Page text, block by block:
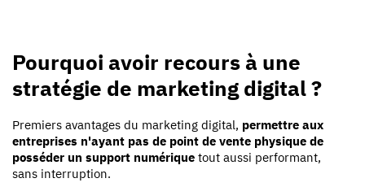
Pourquoi avoir recours à une
stratégie de marketing digital ?
Premiers avantages du marketing digital, permettre aux
entreprises n'ayant pas de point de vente physique de
posséder un support numérique tout aussi performant,
sans interruption.